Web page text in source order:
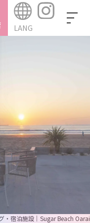
LANG
・宿泊施設｜Sugar Beach Oarai